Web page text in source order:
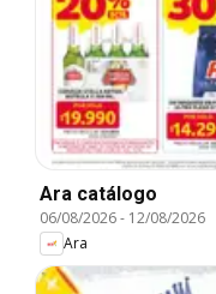
Ara catálogo
06/08/2026- 12/08/2026
Ara